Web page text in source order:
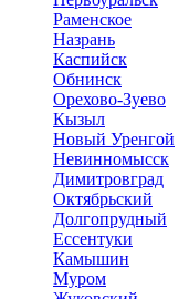
Раменское
Назрань
Каспийск
Обнинск
Орехово-Зуево
Кызыл
Новый Уренгой
Невинномысск
Димитровград
Октябрьский
Долгопрудный
Ессентуки
Камышин
Муром